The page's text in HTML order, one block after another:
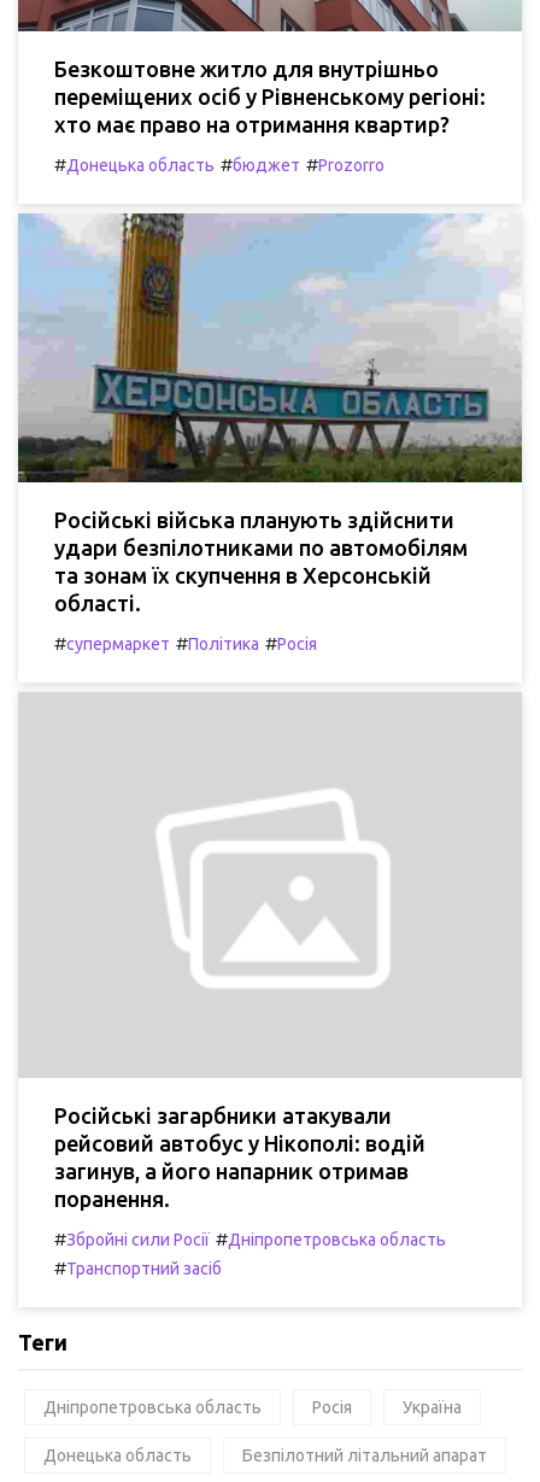
Безкоштовне житло для внутрішньо
переміщених осіб у Рівненському регіоні:
хто має право на отримання квартир?
#Донецька область #бюджет #Prozorro
Російські війська планують здійснити
удари безпілотниками по автомобілям
та зонам їх скупчення в Херсонській
області.
#супермаркет #Політика #Росія
Російські загарбники атакували
рейсовий автобус у Нікополі: водій
загинув, а його напарник отримав
поранення.
#Збройні сили Росії #Дніпропетровська область
#Транспортний засіб
Теги
Дніпропетровська область Росія Україна
Донецька область Безпілотний літальний апарат